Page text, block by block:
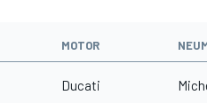
MOTOR
Ducati